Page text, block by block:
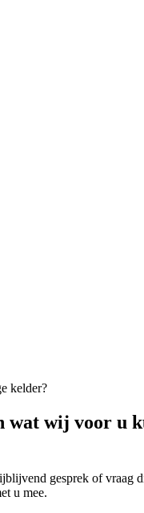
kelder?
wat wij voor u
gesprek of vraag
u mee.